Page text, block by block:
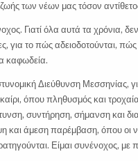
των νέων μας τόσον
Γιατί όλα αυτά τα χρόνια,
για το πώς αδειοδοτούνται,
καφωδεία.
Διεύθυνση Μεσσηνίας,
όπου πληθυσμός και
συντήρηση, σήμανση και
και άμεση παρέμβαση, όπου οι
Είμαι συνένοχος,